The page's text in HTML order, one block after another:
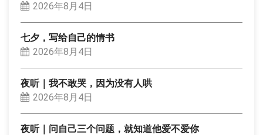
2026年8月4日
七夕，写给自己的情书
2026年8月4日
夜听｜我不敢哭，因为没有人哄
2026年8月4日
夜听｜问自己三个问题，就知道他爱不爱你